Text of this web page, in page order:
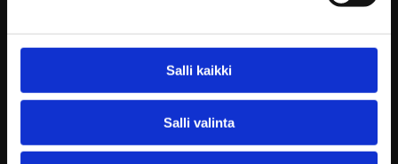
Salli kaikki
Salli valinta
LASKUTUSOSOITTEET
Laajasalon opiston säätiö sr / Y-tunnus 0200004-7
Välittäjän tunnus 003723327487
Välittäjä Apix